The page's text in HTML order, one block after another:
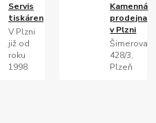
Servis
tiskáren
V Plzni
již od
roku
1998
Kamenná
prodejna
v Plzni
Šimerova
428/3,
Plzeň